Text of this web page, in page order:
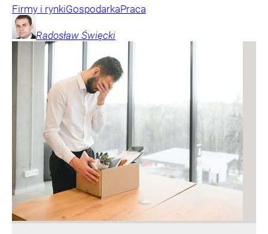
Firmy i rynkiGospodarkaPraca
Radosław Święcki